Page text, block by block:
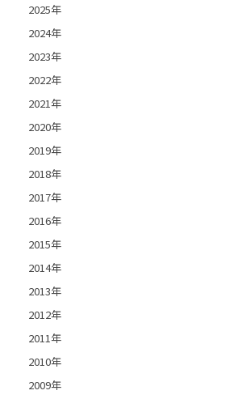
2025年
2024年
2023年
2022年
2021年
2020年
2019年
2018年
2017年
2016年
2015年
2014年
2013年
2012年
2011年
2010年
2009年